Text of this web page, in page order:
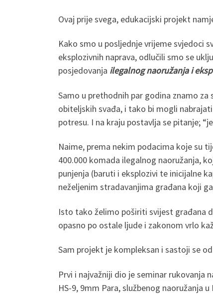
Ovaj prije svega, edukacijski projekt
Kako smo u posljednje vrijeme svjedoci
eksplozivnih naprava, odlučili smo se
posjedovanja ilegalnog naoružanja i
Samo u prethodnih par godina znamo za
obiteljskih svađa, i tako bi mogli
potresu. I na kraju postavlja se pitanje;
Naime, prema nekim podacima koje su
400.000 komada ilegalnog naoružanja,
punjenja (baruti i eksplozivi te inicijalne
neželjenim stradavanjima građana koji
Isto tako želimo poširiti svijest građana
opasno po ostale ljude i zakonom vrlo
Sam projekt je kompleksan i sastoji se
Prvi i najvažniji dio je seminar rukovanja
HS-9, 9mm Para, službenog